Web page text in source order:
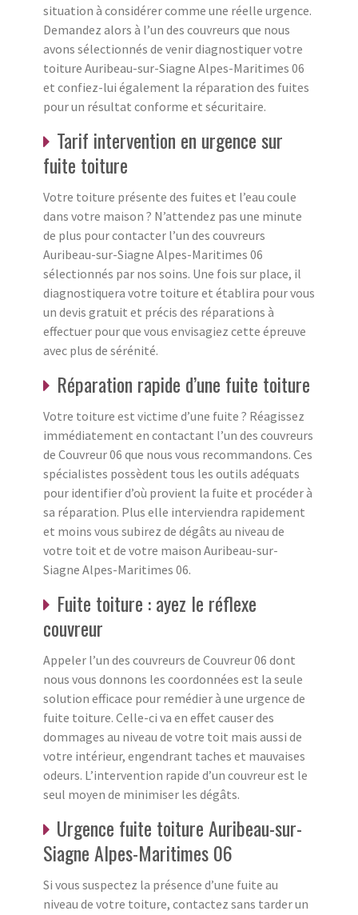
situation à considérer comme une réelle urgence.
Demandez alors à l’un des couvreurs que nous
avons sélectionnés de venir diagnostiquer votre
toiture Auribeau-sur-Siagne Alpes-Maritimes 06
et confiez-lui également la réparation des fuites
pour un résultat conforme et sécuritaire.
Tarif intervention en urgence sur
fuite toiture
Votre toiture présente des fuites et l’eau coule
dans votre maison ? N’attendez pas une minute
de plus pour contacter l’un des couvreurs
Auribeau-sur-Siagne Alpes-Maritimes 06
sélectionnés par nos soins. Une fois sur place, il
diagnostiquera votre toiture et établira pour vous
un devis gratuit et précis des réparations à
effectuer pour que vous envisagiez cette épreuve
avec plus de sérénité.
Réparation rapide d’une fuite toiture
Votre toiture est victime d’une fuite ? Réagissez
immédiatement en contactant l’un des couvreurs
de Couvreur 06 que nous vous recommandons. Ces
spécialistes possèdent tous les outils adéquats
pour identifier d’où provient la fuite et procéder à
sa réparation. Plus elle interviendra rapidement
et moins vous subirez de dégâts au niveau de
votre toit et de votre maison Auribeau-sur-
Siagne Alpes-Maritimes 06.
Fuite toiture : ayez le réflexe
couvreur
Appeler l’un des couvreurs de Couvreur 06 dont
nous vous donnons les coordonnées est la seule
solution efficace pour remédier à une urgence de
fuite toiture. Celle-ci va en effet causer des
dommages au niveau de votre toit mais aussi de
votre intérieur, engendrant taches et mauvaises
odeurs. L’intervention rapide d’un couvreur est le
seul moyen de minimiser les dégâts.
Urgence fuite toiture Auribeau-sur-
Siagne Alpes-Maritimes 06
Si vous suspectez la présence d’une fuite au
niveau de votre toiture, contactez sans tarder un